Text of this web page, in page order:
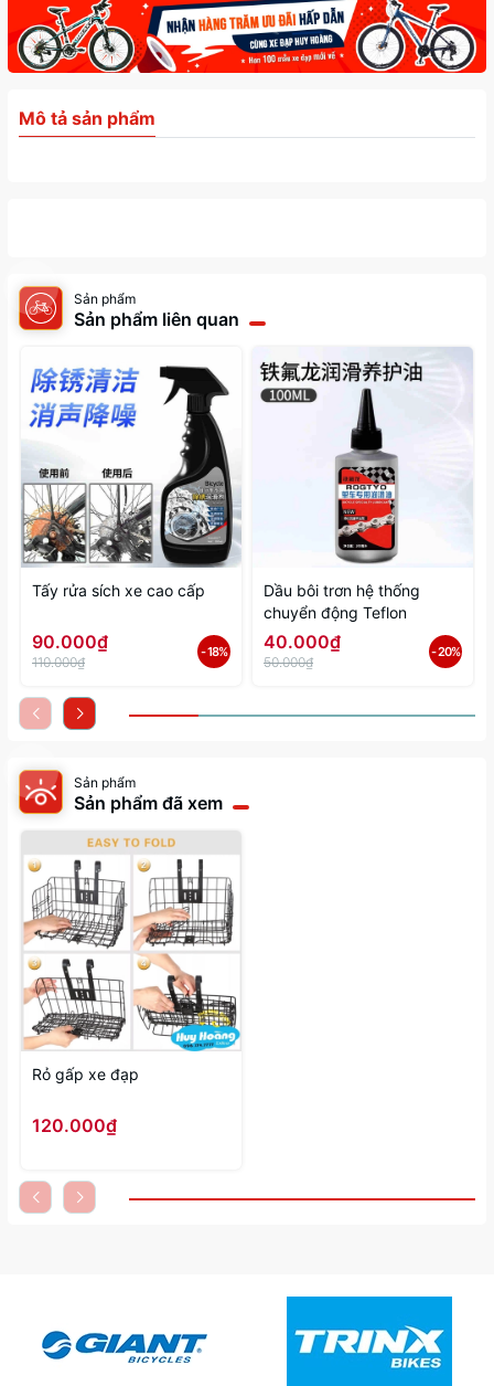
Mô tả sản phẩm
Sản phẩm
Sản phẩm liên quan
Tấy rửa sích xe cao cấp
90.000₫
110.000₫
- 18%
Dầu bôi trơn hệ thống
chuyển động Teflon
40.000₫
50.000₫
- 20%
Sản phẩm
Sản phẩm đã xem
Rỏ gấp xe đạp
120.000₫